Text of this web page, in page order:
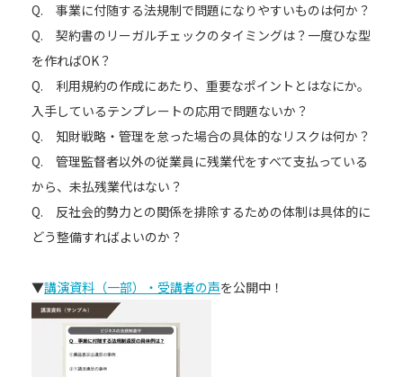
Q. 事業に付随する法規制で問題になりやすいものは何か？
Q. 契約書のリーガルチェックのタイミングは？一度ひな型
を作ればOK？
Q. 利用規約の作成にあたり、重要なポイントとはなにか。
入手しているテンプレートの応用で問題ないか？
Q. 知財戦略・管理を怠った場合の具体的なリスクは何か？
Q. 管理監督者以外の従業員に残業代をすべて支払っている
から、未払残業代はない？
Q. 反社会的勢力との関係を排除するための体制は具体的に
どう整備すればよいのか？
▼講演資料（一部）・受講者の声を公開中！